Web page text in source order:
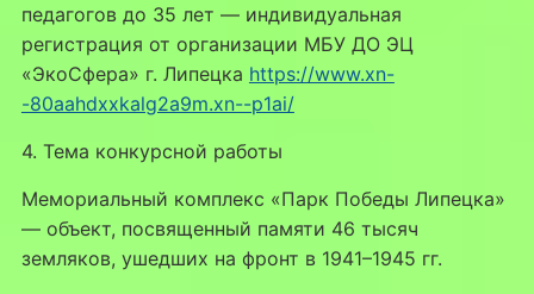
педагогов до 35 лет — индивидуальная
регистрация от организации МБУ ДО ЭЦ
«ЭкоСфера» г. Липецка https://www.xn-
-80aahdxxkalg2a9m.xn--p1ai/
4. Тема конкурсной работы
Мемориальный комплекс «Парк Победы Липецка»
— объект, посвященный памяти 46 тысяч
земляков, ушедших на фронт в 1941–1945 гг.